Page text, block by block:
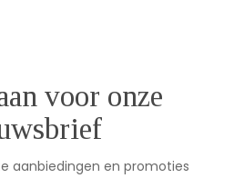
voor onze
aanbiedingen en promoties